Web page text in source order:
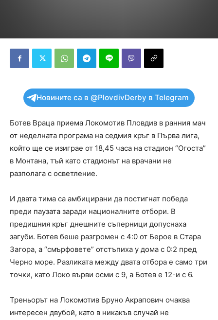
Новините са в @PlovdivDerby в Telegram
Ботев Враца приема Локомотив Пловдив в ранния мач
от неделната програма на седмия кръг в Първа лига,
който ще се изиграе от 18,45 часа на стадион “Огоста”
в Монтана, тъй като стадионът на врачани не
разполага с осветление.
И двата тима са амбицирани да постигнат победа
преди паузата заради националните отбори. В
предишния кръг днешните съперници допуснаха
загуби. Ботев беше разгромен с 4:0 от Берое в Стара
Загора, а “смърфовете” отстъпиха у дома с 0:2 пред
Черно море. Разликата между двата отбора е само три
точки, като Локо върви осми с 9, а Ботев е 12-и с 6.
Треньорът на Локомотив Бруно Акрапович очаква
интересен двубой, като в никакъв случай не